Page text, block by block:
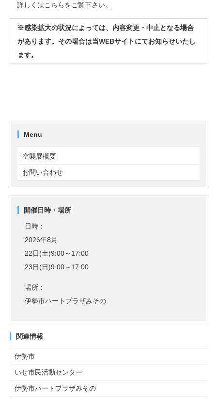
詳しくはこちらをご覧下さい。
※感染拡大の状況によっては、内容変更・中止となる場合
があります。その場合は当WEBサイトにてお知らせいたし
ます。
Menu
空襲展概要
お問い合わせ
開催日時・場所
日時：
2026年8月
22日(土)9:00～17:00
23日(日)9:00～17:00
場所：
伊勢市ハートプラザみその
関連情報
伊勢市
いせ市民活動センター
伊勢市ハートプラザみその